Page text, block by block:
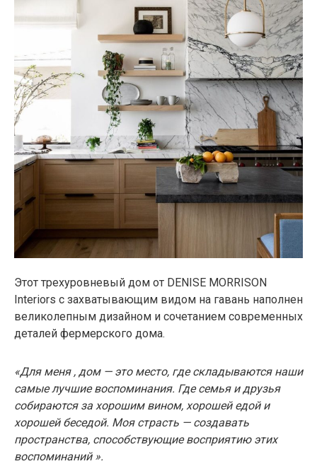
Этот трехуровневый дом от DENISE MORRISON
Interiors с захватывающим видом на гавань наполнен
великолепным дизайном и сочетанием современных
деталей фермерского дома.
«Для меня , дом — это место, где складываются наши
самые лучшие воспоминания. Где семья и друзья
собираются за хорошим вином, хорошей едой и
хорошей беседой. Моя страсть — создавать
пространства, способствующие восприятию этих
воспоминаний ».